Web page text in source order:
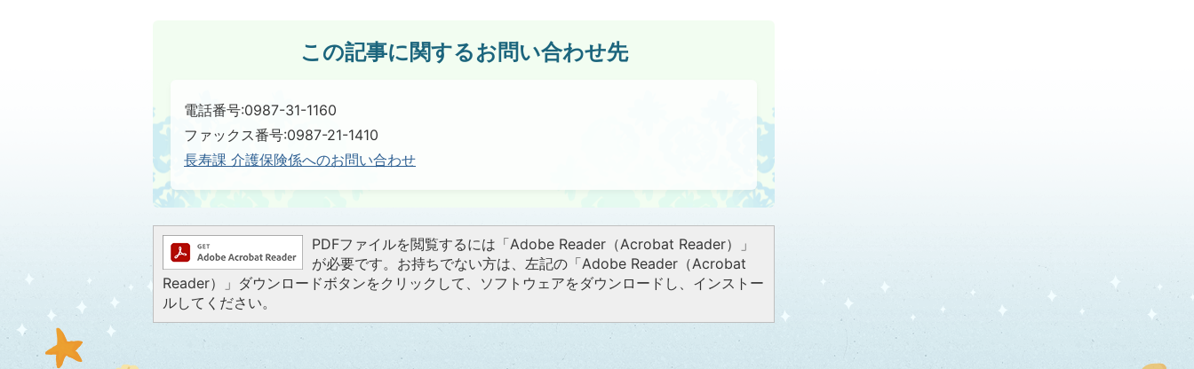
この記事に関するお問い合わせ先
電話番号:0987-31-1160
ファックス番号:0987-21-1410
長寿課 介護保険係へのお問い合わせ
PDFファイルを閲覧するには「Adobe Reader（Acrobat Reader）」
が必要です。お持ちでない方は、左記の「Adobe Reader（Acrobat
Reader）」ダウンロードボタンをクリックして、ソフトウェアをダウンロードし、インストー
ルしてください。